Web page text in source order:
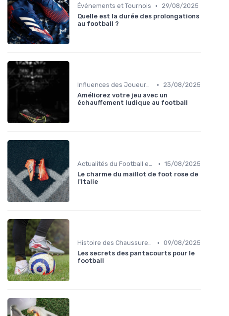
Événements et Tournois •
29/08/2025
Quelle est la durée des prolongations
au football ?
Influences des Joueurs Professionnels •
23/08/2025
Améliorez votre jeu avec un
échauffement ludique au football
Actualités du Football et Nouveautés • 15/08/2025
Le charme du maillot de foot rose de
l'Italie
Histoire des Chaussures de Football • 09/08/2025
Les secrets des pantacourts pour le
football